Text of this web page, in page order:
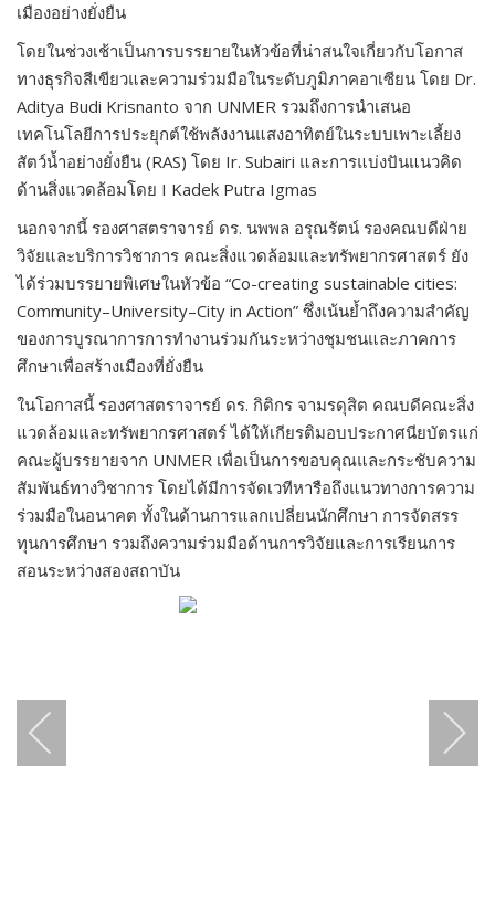
เมืองอย่างยั่งยืน
โดยในช่วงเช้าเป็นการบรรยายในหัวข้อที่น่าสนใจเกี่ยวกับโอกาส
ทางธุรกิจสีเขียวและความร่วมมือในระดับภูมิภาคอาเซียน โดย Dr.
Aditya Budi Krisnanto จาก UNMER รวมถึงการนำเสนอ
เทคโนโลยีการประยุกต์ใช้พลังงานแสงอาทิตย์ในระบบเพาะเลี้ยง
สัตว์น้ำอย่างยั่งยืน (RAS) โดย Ir. Subairi และการแบ่งปันแนวคิด
ด้านสิ่งแวดล้อมโดย I Kadek Putra Igmas
นอกจากนี้ รองศาสตราจารย์ ดร. นพพล อรุณรัตน์ รองคณบดีฝ่าย
วิจัยและบริการวิชาการ คณะสิ่งแวดล้อมและทรัพยากรศาสตร์ ยัง
ได้ร่วมบรรยายพิเศษในหัวข้อ “Co-creating sustainable cities:
Community–University–City in Action” ซึ่งเน้นย้ำถึงความสำคัญ
ของการบูรณาการการทำงานร่วมกันระหว่างชุมชนและภาคการ
ศึกษาเพื่อสร้างเมืองที่ยั่งยืน
ในโอกาสนี้ รองศาสตราจารย์ ดร. กิติกร จามรดุสิต คณบดีคณะสิ่ง
แวดล้อมและทรัพยากรศาสตร์ ได้ให้เกียรติมอบประกาศนียบัตรแก่
คณะผู้บรรยายจาก UNMER เพื่อเป็นการขอบคุณและกระชับความ
สัมพันธ์ทางวิชาการ โดยได้มีการจัดเวทีหารือถึงแนวทางการความ
ร่วมมือในอนาคต ทั้งในด้านการแลกเปลี่ยนนักศึกษา การจัดสรร
ทุนการศึกษา รวมถึงความร่วมมือด้านการวิจัยและการเรียนการ
สอนระหว่างสองสถาบัน